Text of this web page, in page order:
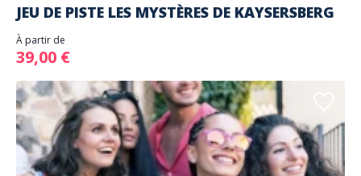
JEU DE PISTE LES MYSTÈRES DE KAYSERSBERG
À partir de
39,00 €